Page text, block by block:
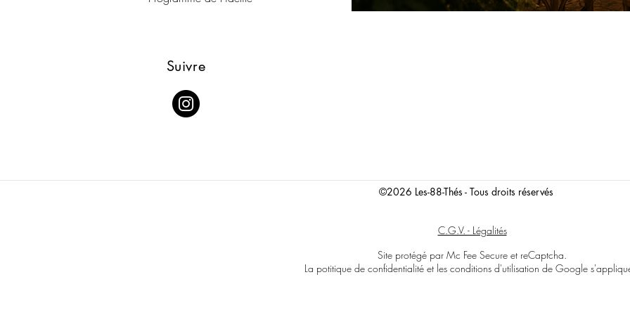
Suivre
©2026 Les-88-Thés - Tous droits réservés
C.G.V. - Légalités
Site protégé par Mc Fee Secure et reCaptcha.
La potitique de confidentialité et les conditions d'utilisation de Google